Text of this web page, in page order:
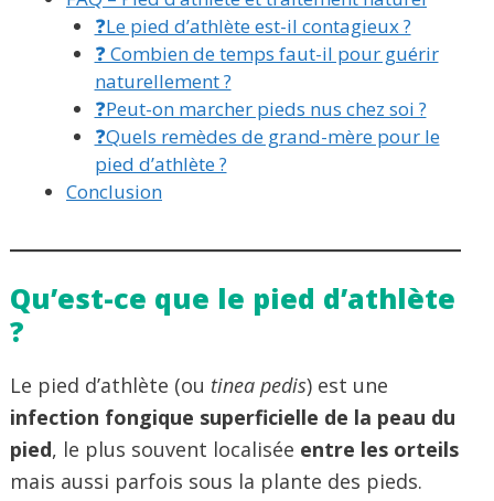
❓Le pied d’athlète est-il contagieux ?
❓ Combien de temps faut-il pour guérir
naturellement ?
❓Peut-on marcher pieds nus chez soi ?
❓Quels remèdes de grand-mère pour le
pied d’athlète ?
Conclusion
Qu’est-ce que le pied d’athlète
?
Le pied d’athlète (ou tinea pedis) est une
infection fongique superficielle de la peau du
pied, le plus souvent localisée entre les orteils
mais aussi parfois sous la plante des pieds.